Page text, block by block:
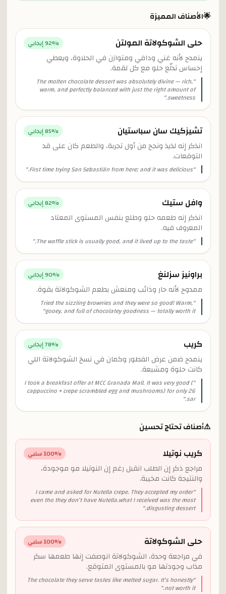
🌟الأصناف المميزة
حلى الشوكولاتة المولتن 92% إيجابي
ينمدح لأنه غني ودافي ومتوازن في الحلاوة، ويعطي
إحساس تدلّع حلو مع كل لقمة.
"
The molten chocolate dessert was absolutely divine — rich,
warm, and perfectly balanced with just the right amount of
sweetness.
"
تشيزكيك سان سباستيان 85% إيجابي
انذكر إنه لذيذ ونجح من أول تجربة، والطعم كان على قد
التوقعات.
"
First time trying San Sebastián from here; and it was delicious.
"
وافل ستيك 82% إيجابي
انذكر إنه طعمه حلو وطلع بنفس المستوى المعتاد
المعروف فيه.
"
The waffle stick is usually good, and it lived up to the taste.
"
براونيز سزلنغ 90% إيجابي
ممدوح لأنه حار وذائب ومنعش بطعم الشوكولاتة بقوة.
"
Tried the sizzling brownies and they were so good! Warm,
gooey, and full of chocolatey goodness — totally worth it
"
كريب 78% إيجابي
ينمدح ضمن عرض الفطور وكمان في نسخ الشوكولاتة اللي
كانت حلوة ومشبعة.
"
I took a breakfast offer at MCC Granada Mall. It was very good (
cappuccino + crepe scrambled egg and mushrooms) for only 26
sar.
"
⚠️أصناف تحتاج تحسين
كريب نوتيلا 100% سلبي
مراجع ذكر إن الطلب انقبل رغم إن النوتيلا مو موجودة،
والنتيجة كانت مخيبة.
"
I came and asked for Nutella crepe. They accepted my order
even tho they don’t have Nutella.what I received was the most
disgusting dessert.
"
حلى الشوكولاتة 100% سلبي
في مراجعة وحدة، الشوكولاتة انوصفت إنها طعمها سكر
مذاب وجودتها مو بالمستوى المتوقع.
"
The chocolate they serve tastes like melted sugar. It’s honestly
not worth it.
"